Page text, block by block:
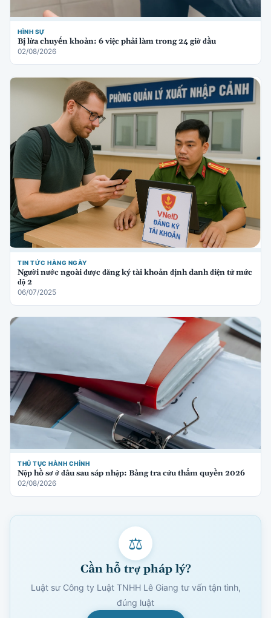
HÌNH SỰ
Bị lừa chuyển khoản: 6 việc phải làm trong 24 giờ đầu
02/08/2026
TIN TỨC HÀNG NGÀY
Người nước ngoài được đăng ký tài khoản định danh điện tử mức
độ 2
06/07/2025
THỦ TỤC HÀNH CHÍNH
Nộp hồ sơ ở đâu sau sáp nhập: Bảng tra cứu thẩm quyền 2026
02/08/2026
⚖
Cần hỗ trợ pháp lý?
Luật sư Công ty Luật TNHH Lê Giang tư vấn tận tình,
đúng luật